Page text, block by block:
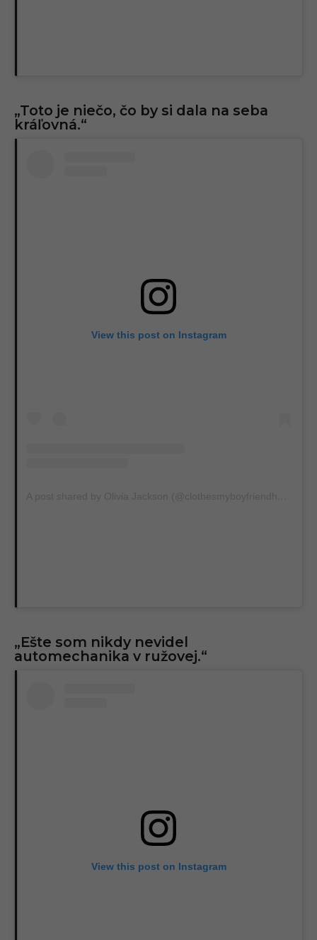
„Toto je niečo, čo by si dala na seba
kráľovná.“
View this post on Instagram
„Ešte som nikdy nevidel
automechanika v ružovej.“
View this post on Instagram